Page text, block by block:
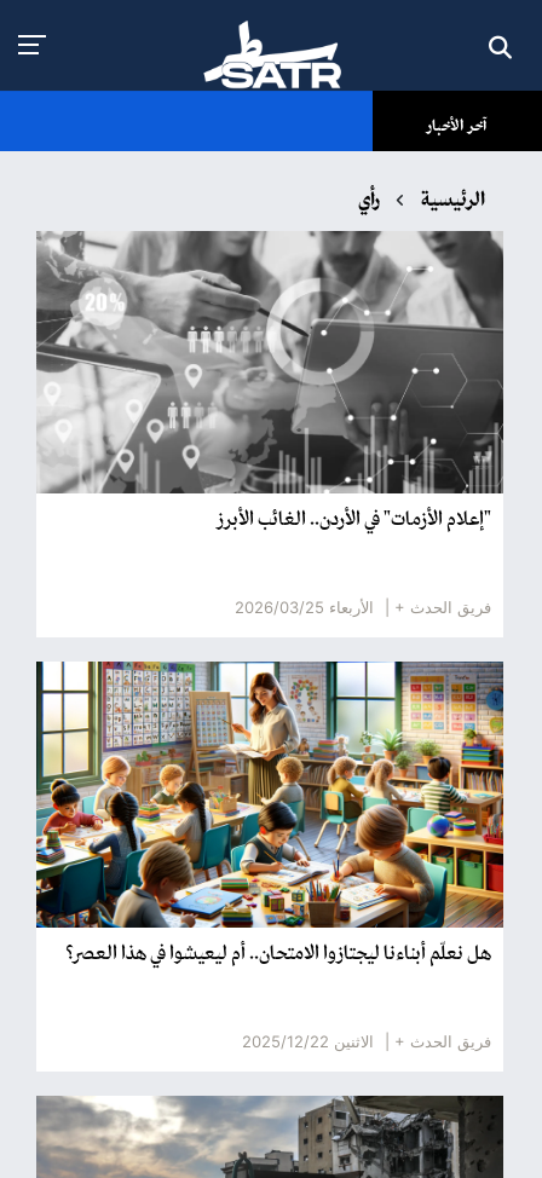
آخر الأخبار
الرئيسية رأي
"إعلام الأزمات" في الأردن.. الغائب الأبرز
فريق الحدث + | الأربعاء 2026/03/25
هل نعلّم أبناءنا ليجتازوا الامتحان.. أم ليعيشوا في هذا العصر؟
فريق الحدث + | الاثنين 2025/12/22